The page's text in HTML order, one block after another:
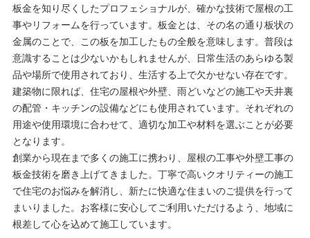
板金を知り尽くしたプロフェショナルが、確かな技術で屋根の工
事やリフォームを行っています。板金とは、その名の通り板状の
金属のことで、この板を加工したもの全般を意味します。普段は
意識することは少ないかもしれませんが、日常生活のあらゆる製
品や場所で使用されており、生活する上で欠かせない存在です。
建築物に限れば、住宅の屋根や外壁、雨どいなどの施工や天井裏
の配管・キッチンの設備などにも使用されています。それぞれの
用途や使用環境に合わせて、適切な加工や材料を選ぶことが必要
となります。
創業から現在まで多くの施工に携わり、屋根の工事や外壁工事の
板金技術を磨き上げてきました。丁寧で高いクオリティーの施工
で住宅のお悩みを解消し、新たに快適な住まいのご提供を行って
まいりました。お客様に安心してご利用いただけるよう、地域に
根差して心を込めて施工しています。